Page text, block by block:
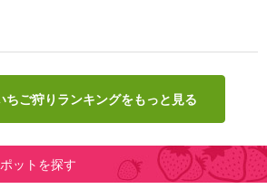
ちご狩りランキングをもっと見る
ットを探す